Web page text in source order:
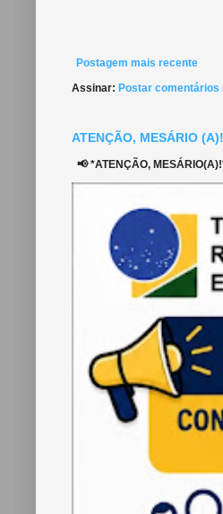
Postagem mais recente
Assinar: Postar comentários
ATENÇÃO, MESÁRIO
📢 *ATENÇÃO,